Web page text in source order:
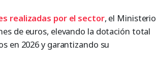
realizadas por el sector, el Ministerio
de euros, elevando la dotación total
en 2026 y garantizando su